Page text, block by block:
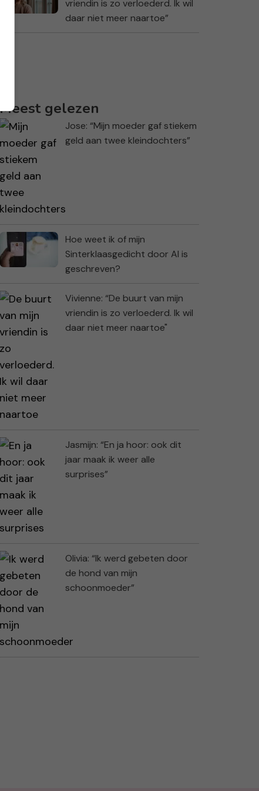
vriendin is zo verloederd. Ik wil
daar niet meer naartoe”
Meest gelezen
Jose: “Mijn moeder gaf stiekem
geld aan twee kleindochters”
Hoe weet ik of mijn
Sinterklaasgedicht door AI is
geschreven?
Vivienne: “De buurt van mijn
vriendin is zo verloederd. Ik wil
daar niet meer naartoe"
Jasmijn: “En ja hoor: ook dit
jaar maak ik weer alle
surprises”
Olivia: “Ik werd gebeten door
de hond van mijn
schoonmoeder”